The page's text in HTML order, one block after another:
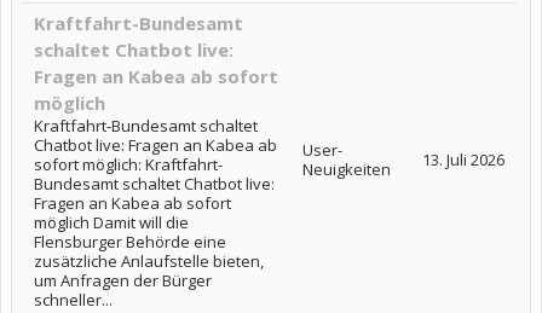
Kraftfahrt-Bundesamt
schaltet Chatbot live:
Fragen an Kabea ab sofort
möglich
Kraftfahrt-Bundesamt schaltet
Chatbot live: Fragen an Kabea ab
sofort möglich: Kraftfahrt-
Bundesamt schaltet Chatbot live:
Fragen an Kabea ab sofort
möglich Damit will die
Flensburger Behörde eine
zusätzliche Anlaufstelle bieten,
um Anfragen der Bürger
schneller...
User-
Neuigkeiten
13. Juli 2026